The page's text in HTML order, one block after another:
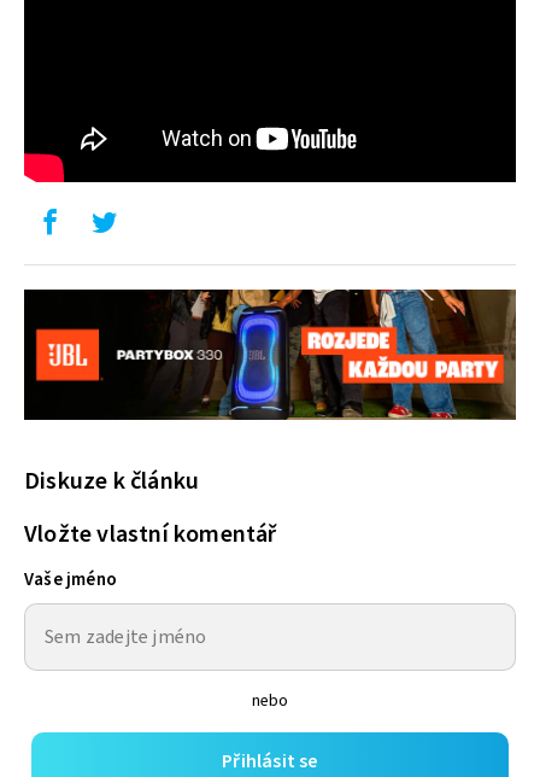
Diskuze k článku
Vložte vlastní komentář
Vaše jméno
nebo
Přihlásit se